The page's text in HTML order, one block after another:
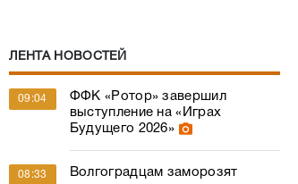
ЛЕНТА НОВОСТЕЙ
09:04
ФФК «Ротор» завершил
выступление на «Играх
Будущего 2026»
08:33
Волгоградцам заморозят